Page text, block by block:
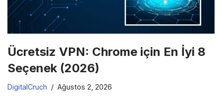
Ücretsiz VPN: Chrome için En İyi 8
Seçenek (2026)
DigitalCruch Ağustos 2, 2026